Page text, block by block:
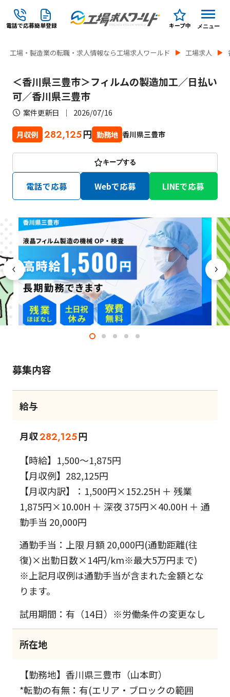
電話で応募簡単登録 キープ中 メニュー
工場・製造業の転職・求人情報なら工場求人ワールド 工場求人
＜香川県三豊市＞フィルムの製造加工／日払い
可／香川県三豊市
案件更新日 2026/07/16
月収例 282,125円 勤務地 香川県三豊市
キープする
電話で応募 Webで応募 LINEで応募
募集内容
給与
月収282,125円
【時給】1,500～1,875円
【月収例】282,125円
【月収内訳】：1,500円×152.25H ＋ 残業
1,875円×10.00H ＋ 深夜 375円×40.00H ＋ 通
勤手当 20,000円
通勤手当：上限 月額 20,000円(通勤距離(往
復)×出勤日数×14円/km※最大5万円まで)
※上記月収例は通勤手当が含まれた金額とな
ります。
試用期間：有（14日）※労働条件の変更なし
所在地
【勤務地】香川県三豊市（山本町）
*転勤の有無：有(エリア・ブロックの範囲